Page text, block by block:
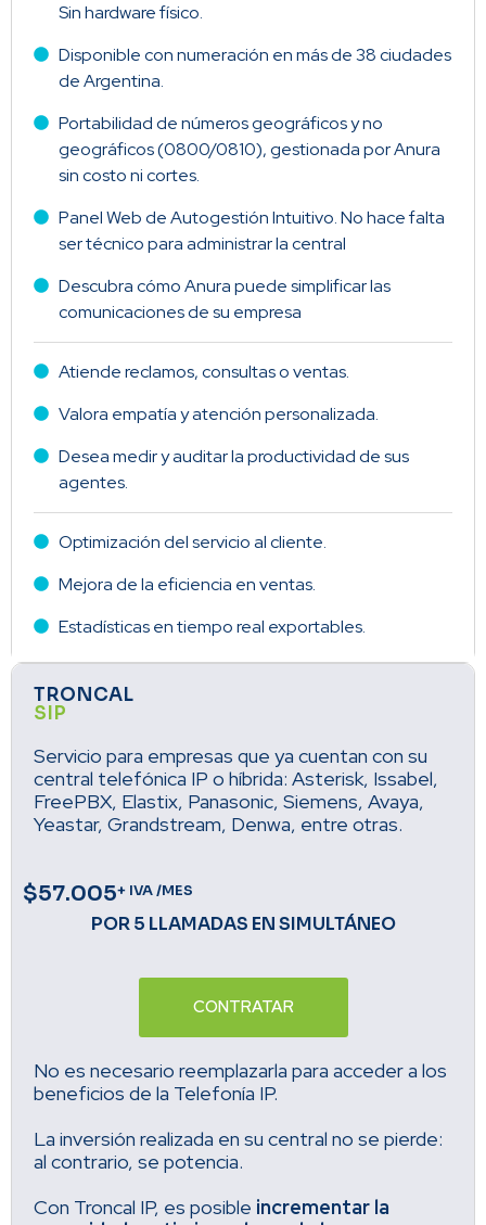
Sin hardware físico.
Disponible con numeración en más de 38 ciudades
de Argentina.
Portabilidad de números geográficos y no
geográficos (0800/0810), gestionada por Anura
sin costo ni cortes.
Panel Web de Autogestión Intuitivo. No hace falta
ser técnico para administrar la central
Descubra cómo Anura puede simplificar las
comunicaciones de su empresa
Atiende reclamos, consultas o ventas.
Valora empatía y atención personalizada.
Desea medir y auditar la productividad de sus
agentes.
Optimización del servicio al cliente.
Mejora de la eficiencia en ventas.
Estadísticas en tiempo real exportables.
TRONCAL
SIP
Servicio para empresas que ya cuentan con su
central telefónica IP o híbrida: Asterisk, Issabel,
FreePBX, Elastix, Panasonic, Siemens, Avaya,
Yeastar, Grandstream, Denwa, entre otras.
$57.005+ IVA /MES
POR 5 LLAMADAS EN SIMULTÁNEO
CONTRATAR
No es necesario reemplazarla para acceder a los
beneficios de la Telefonía IP.
La inversión realizada en su central no se pierde:
al contrario, se potencia.
Con Troncal IP, es posible incrementar la